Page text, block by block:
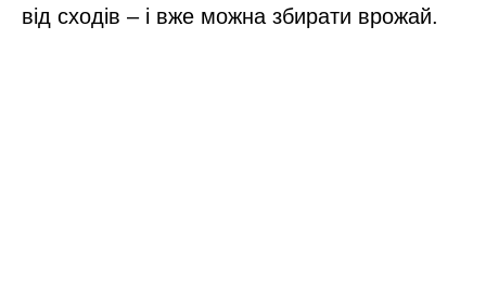
від сходів – і вже можна збирати врожай.